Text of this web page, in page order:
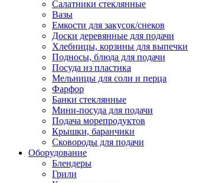
Салатники стеклянные
Вазы
Емкости для закусок/снеков
Доски деревянные для подачи
Хлебницы, корзины для выпечки
Подносы, блюда для подачи
Посуда из пластика
Мельницы для соли и перца
Фарфор
Банки стеклянные
Мини-посуда для подачи
Подача морепродуктов
Крышки, баранчики
Сковороды для подачи
Оборудование
Блендеры
Грили